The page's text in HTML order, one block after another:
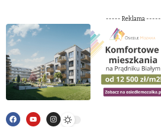
----- Reklama -----